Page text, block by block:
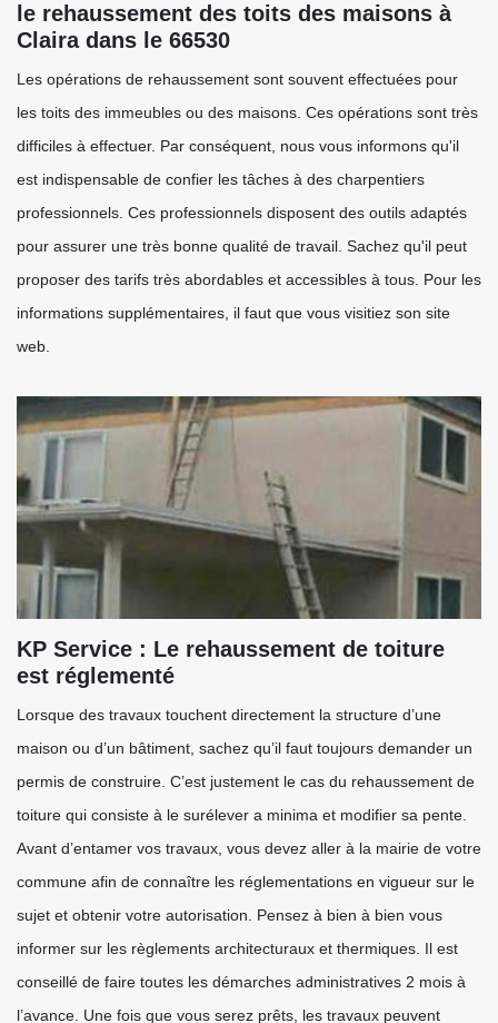
le rehaussement des toits des maisons à
Claira dans le 66530
Les opérations de rehaussement sont souvent effectuées pour
les toits des immeubles ou des maisons. Ces opérations sont très
difficiles à effectuer. Par conséquent, nous vous informons qu'il
est indispensable de confier les tâches à des charpentiers
professionnels. Ces professionnels disposent des outils adaptés
pour assurer une très bonne qualité de travail. Sachez qu'il peut
proposer des tarifs très abordables et accessibles à tous. Pour les
informations supplémentaires, il faut que vous visitiez son site
web.
KP Service : Le rehaussement de toiture
est réglementé
Lorsque des travaux touchent directement la structure d’une
maison ou d’un bâtiment, sachez qu’il faut toujours demander un
permis de construire. C’est justement le cas du rehaussement de
toiture qui consiste à le surélever a minima et modifier sa pente.
Avant d’entamer vos travaux, vous devez aller à la mairie de votre
commune afin de connaître les réglementations en vigueur sur le
sujet et obtenir votre autorisation. Pensez à bien à bien vous
informer sur les règlements architecturaux et thermiques. Il est
conseillé de faire toutes les démarches administratives 2 mois à
l’avance. Une fois que vous serez prêts, les travaux peuvent